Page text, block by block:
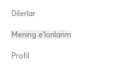
Dilerlar
Mening e'lonlarim
Profil